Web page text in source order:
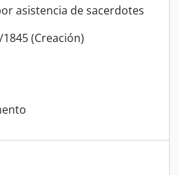
asistencia de sacerdotes
(Creación)